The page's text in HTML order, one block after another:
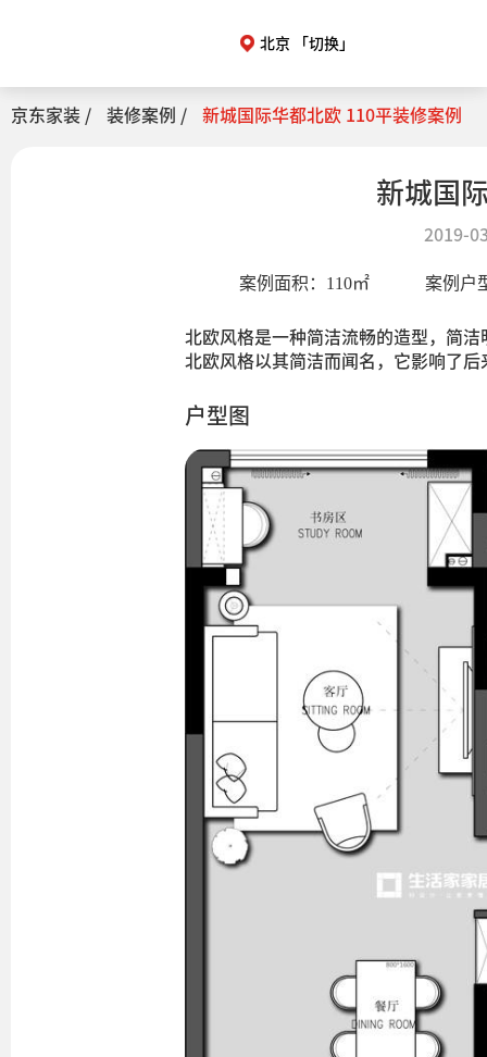
北京 「切换」
京东家装 / 装修案例 / 新城国际华都北欧 110平装修案例
新城国
2019-
案例面积： 110㎡ 案例户
北欧风格是一种简洁流畅的造型，简
北欧风格以其简洁而闻名，它影响
户型图